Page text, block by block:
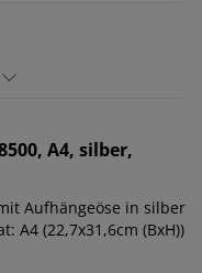
A4, silber,
A4 (22,7x31,6cm (BxH))